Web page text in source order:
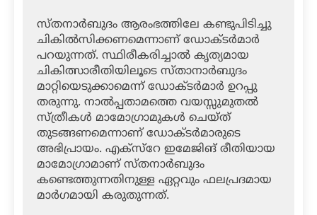
സ്തനാര്‍ബുദം ആരംഭത്തിലേ കണ്ടുപിടിച്ചു
ചികില്‍സിക്കണമെന്നാണ് ഡോക്ടര്‍മാര്‍
പറയുന്നത്. സ്ഥിരീകരിച്ചാല്‍ കൃത്യമായ
ചികിത്സാരീതിയിലൂടെ സ്താനാര്‍ബുദം
മാറ്റിയെടുക്കാമെന്ന് ഡോക്ടര്‍മാര്‍ ഉറപ്പു
തരുന്നു. നാല്‍പ്പതാമത്തെ വയസ്സുമുതല്‍
സ്ത്രീകള്‍ മാമോഗ്രാമുകള്‍ ചെയ്ത്
തുടങ്ങണമെന്നാണ് ഡോക്ടര്‍മാരുടെ
അഭിപ്രായം. എക്സ്റേ ഇമേജിങ് രീതിയായ
മാമോഗ്രാമാണ് സ്തനാര്‍ബുദം
കണ്ടെത്തുന്നതിനുള്ള ഏറ്റവും ഫലപ്രദമായ
മാര്‍ഗമായി കരുതുന്നത്.